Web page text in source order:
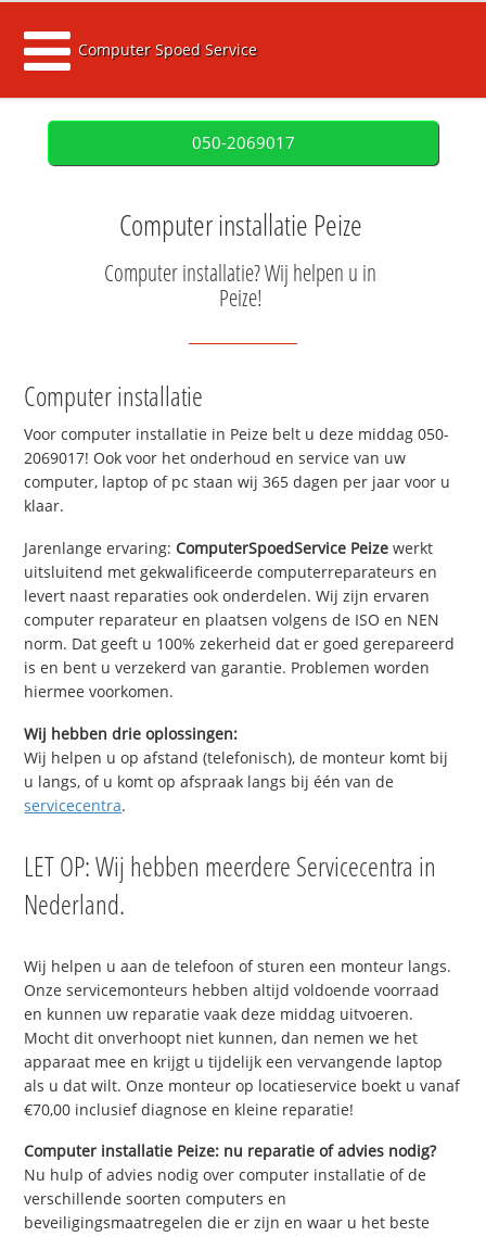
Computer Spoed Service
050-2069017
Computer installatie Peize
Computer installatie? Wij helpen u in
Peize!
Computer installatie
Voor computer installatie in Peize belt u deze middag 050-
2069017! Ook voor het onderhoud en service van uw
computer, laptop of pc staan wij 365 dagen per jaar voor u
klaar.
Jarenlange ervaring:ComputerSpoedService Peize werkt
uitsluitend met gekwalificeerde computerreparateurs en
levert naast reparaties ook onderdelen. Wij zijn ervaren
computer reparateur en plaatsen volgens de ISO en NEN
norm. Dat geeft u 100% zekerheid dat er goed gerepareerd
is en bent u verzekerd van garantie. Problemen worden
hiermee voorkomen.
Wij hebben drie oplossingen:
Wij helpen u op afstand (telefonisch), de monteur komt bij
u langs, of u komt op afspraak langs bij één van de
servicecentra.
LET OP: Wij hebben meerdere Servicecentra in
Nederland.
Wij helpen u aan de telefoon of sturen een monteur langs.
Onze servicemonteurs hebben altijd voldoende voorraad
en kunnen uw reparatie vaak deze middag uitvoeren.
Mocht dit onverhoopt niet kunnen, dan nemen we het
apparaat mee en krijgt u tijdelijk een vervangende laptop
als u dat wilt. Onze monteur op locatieservice boekt u vanaf
€70,00 inclusief diagnose en kleine reparatie!
Computer installatie Peize: nu reparatie of advies nodig?
Nu hulp of advies nodig over computer installatie of de
verschillende soorten computers en
beveiligingsmaatregelen die er zijn en waar u het beste